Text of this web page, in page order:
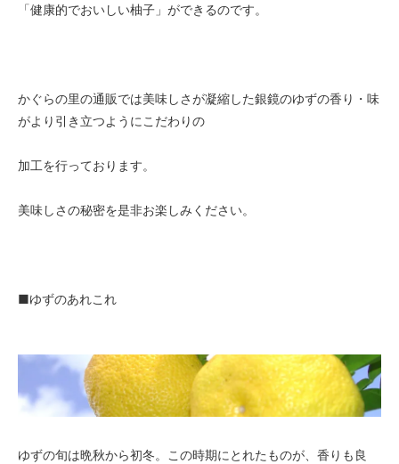
「健康的でおいしい柚子」ができるのです。
かぐらの里の通販では美味しさが凝縮した銀鏡のゆずの香り・味
がより引き立つようにこだわりの
加工を行っております。
美味しさの秘密を是非お楽しみください。
■ゆずのあれこれ
ゆずの旬は晩秋から初冬。この時期にとれたものが、香りも良